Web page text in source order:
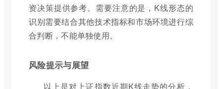
资决策提供参考。需要注意的是，K线形态的
识别需要结合其他技术指标和市场环境进行综
合判断，不能单独使用。
风险提示与展望
以上是对上证指数近期K线走势的分析，